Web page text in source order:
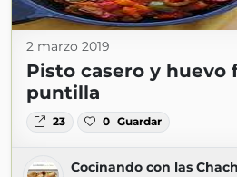
2 marzo 2019
Pisto casero y huevo
puntilla
23 0 Guardar
Cocinando con las